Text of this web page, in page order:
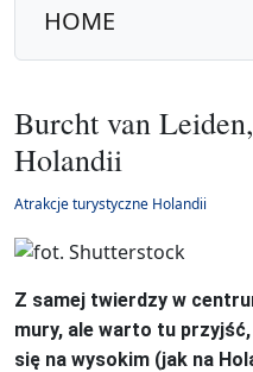
HOME
Burcht van
Holandii
Atrakcje turystyczne Holandii
Z samej twierdzy w
mury, ale warto tu
się na wysokim (jak na